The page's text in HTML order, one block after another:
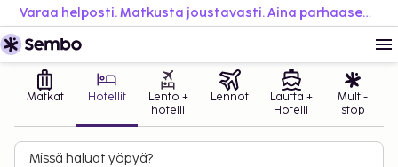
Varaa helposti. Matkusta joustavasti. Aina parhaaseen hintaan.
Matkat Hotellit
Lento +
hotelli
Lennot
Lautta +
Hotelli
Multi-
stop
Missä haluat yöpyä?